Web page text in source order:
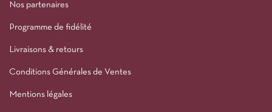
Nos partenaires
Programme de fidélité
Livraisons & retours
Conditions Générales de Ventes
Mentions légales